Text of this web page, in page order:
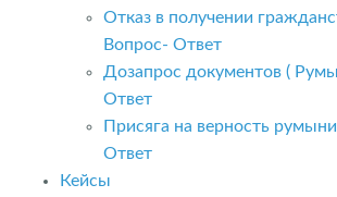
Отказ в получении
Вопрос- Ответ
Дозапрос документов (
Ответ
Присяга на верность
Ответ
Кейсы